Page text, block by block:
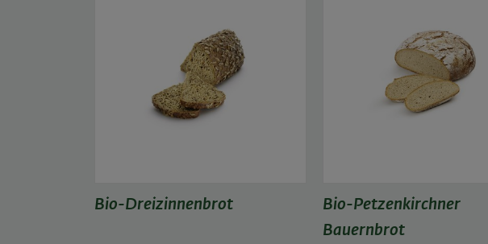
Bio-Dreizinnenbrot
Bio-Petzenkirchner
Bauernbrot